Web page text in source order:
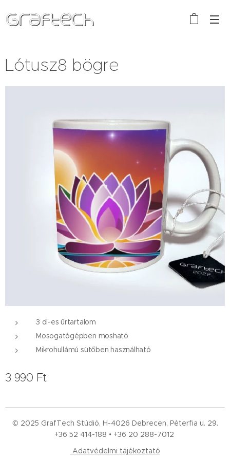
Lótusz8 bögre
3 dl-es űrtartalom
Mosogatógépben mosható
Mikrohullámú sütőben használható
3 990 Ft
© 2025 GrafTech Stúdió, H-4026 Debrecen, Péterfia u. 29.
+36 52 414-188 • +36 20 288-7012
Adatvédelmi tájékoztató